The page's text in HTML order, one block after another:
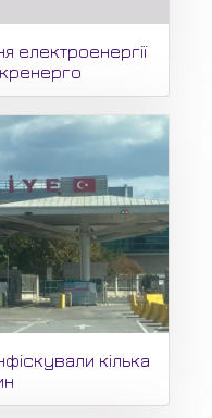
електроенергії
кілька